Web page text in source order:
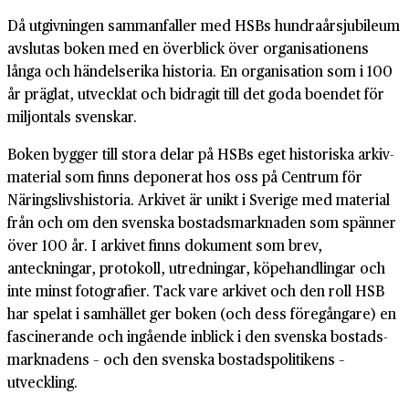
Då utgivningen samman­faller med HSBs hundra­års­jubileum
avslutas boken med en överblick över organisationens
långa och händelse­rika historia. En organisation som i 100
år präglat, utvecklat och bidragit till det goda boendet för
miljontals svenskar.
Boken bygger till stora delar på HSBs eget historiska arkiv­
material som finns deponerat hos oss på Centrum för
Näringslivs­historia. Arkivet är unikt i Sverige med material
från och om den svenska bostads­marknaden som spänner
över 100 år. I arkivet finns dokument som brev,
anteckningar, protokoll, utredningar, köpe­handlingar och
inte minst fotografier. Tack vare arkivet och den roll HSB
har spelat i samhället ger boken (och dess föregångare) en
fascinerande och ingående inblick i den svenska bostads­
marknadens – och den svenska bostads­politikens –
utveckling.